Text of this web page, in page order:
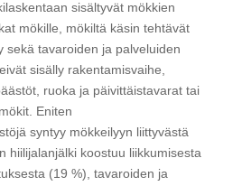
sisältyvät mökkien
mökille, mökiltä käsin tehtävät
sekä tavaroiden ja palveluiden
sisälly rakentamisvaihe,
ruoka ja päivittäistavarat tai
Eniten
syntyy mökkeilyyn liittyvästä
hiilijalanjälki koostuu liikkumisesta
(19 %), tavaroiden ja